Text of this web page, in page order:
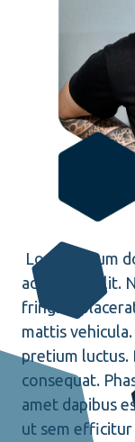
Lorem ipsum
adipiscing elit.
fringilla
mattis
pretium luctus.
consequat.
amet dapibus
ut sem efficitur